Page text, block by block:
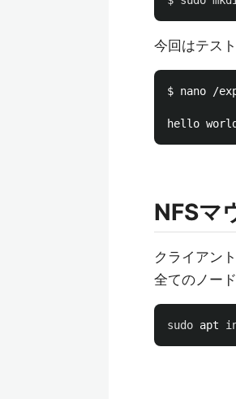
今回はテスト
$ nano /
NFSマ
クライアン
全てのノー
sudo apt